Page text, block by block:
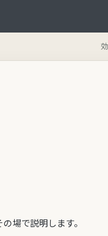
場で説明します。